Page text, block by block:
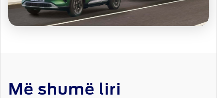
Më shumë liri